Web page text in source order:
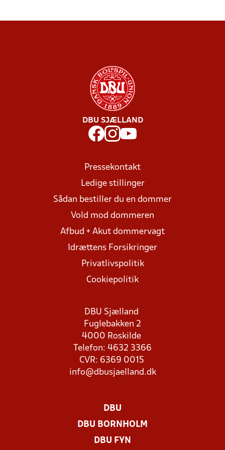
DBU SJÆLLAND
Pressekontakt
Ledige stillinger
Sådan bestiller du en dommer
Vold mod dommeren
Afbud + Akut dommervagt
Idrættens Forsikringer
Privatlivspolitik
Cookiepolitik
DBU Sjælland
Fuglebakken 2
4000 Roskilde
Telefon: 4632 3366
CVR: 6369 0015
info@dbusjaelland.dk
DBU
DBU BORNHOLM
DBU FYN